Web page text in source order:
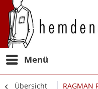
Menü
Übersicht RAGMAN